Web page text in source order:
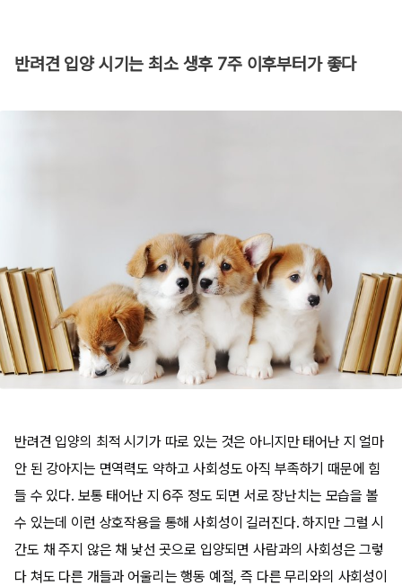
반려견 입양 시기는 최소 생후 7주 이후부터가 좋다
반려견 입양의 최적 시기가 따로 있는 것은 아니지만 태어난 지 얼마
안 된 강아지는 면역력도 약하고 사회성도 아직 부족하기 때문에 힘
들 수 있다. 보통 태어난 지 6주 정도 되면 서로 장난치는 모습을 볼
수 있는데 이런 상호작용을 통해 사회성이 길러진다. 하지만 그럴 시
간도 채 주지 않은 채 낯선 곳으로 입양되면 사람과의 사회성은 그렇
다 쳐도 다른 개들과 어울리는 행동 예절, 즉 다른 무리와의 사회성이